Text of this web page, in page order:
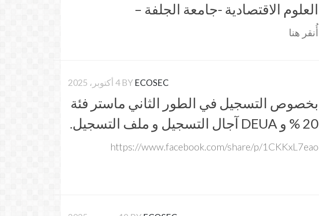
العلوم الاقتصادية -جامعة الجلفة –
أُنقر هنا
4 أكتوبر، 2025 BY ECOSEC
بخصوص التسجيل في الطور الثاني ماستر فئة
20 % و DEUA آجال التسجيل و ملف التسجيل.
https://www.facebook.com/share/p/1CKKxL7eao